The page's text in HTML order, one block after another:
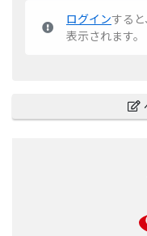
ログインする
表示されます。